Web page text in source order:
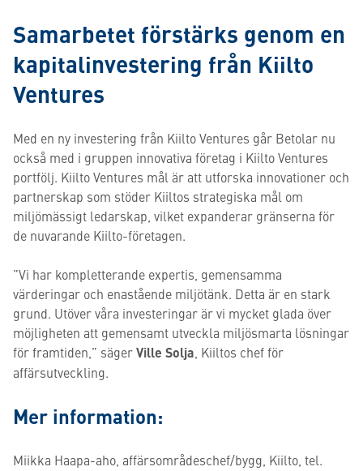
Samarbetet förstärks genom en
kapitalinvestering från Kiilto
Ventures
Med en ny investering från Kiilto Ventures går Betolar nu
också med i gruppen innovativa företag i Kiilto Ventures
portfölj. Kiilto Ventures mål är att utforska innovationer och
partnerskap som stöder Kiiltos strategiska mål om
miljömässigt ledarskap, vilket expanderar gränserna för
de nuvarande Kiilto-företagen.
”Vi har kompletterande expertis, gemensamma
värderingar och enastående miljötänk. Detta är en stark
grund. Utöver våra investeringar är vi mycket glada över
möjligheten att gemensamt utveckla miljösmarta lösningar
för framtiden,” sägerVille Solja , Kiiltos chef för
affärsutveckling.
Mer information:
Miikka Haapa-aho, affärsområdeschef/bygg, Kiilto, tel.